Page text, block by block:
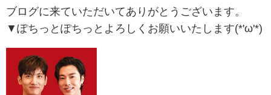
ブログに来ていただいてありがとうございます。
▼ぽちっとぽちっとよろしくお願いいたします(*'ω'*)